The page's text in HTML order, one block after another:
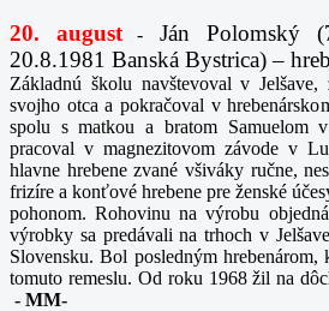
20. august-
Ján Polomský
20.8.1981 Banská Bystrica) –
Základnú školu navštevoval v
svojho otca a pokračoval v
spolu s matkou a bratom Samuelom
pracoval v magnezitovom závode v
hlavne hrebene zvané všiváky ručne,
frizíre a konťové hrebene pre ženské
pohonom. Rohovinu na výrobu
výrobky sa predávali na trhoch v
Slovensku. Bol posledným hrebenárom,
tomuto remeslu. Od roku 1968 žil na
- MM-